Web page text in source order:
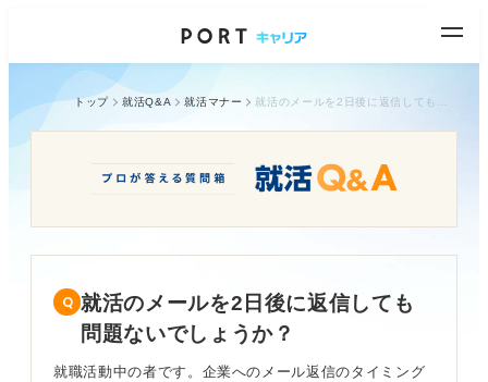
トップ 就活Q&A 就活マナー
就活のメールを2日後に返信しても
問題ないでしょうか？
就職活動中の者です。企業へのメール返信のタイミング